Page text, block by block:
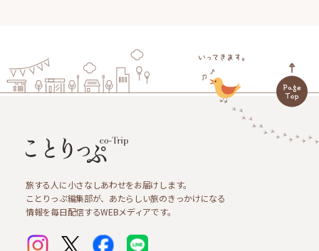
旅する人に小さなしあわせをお届けします。
ことりっぷ編集部が、あたらしい旅のきっかけになる
情報を毎日配信するWEBメディアです。